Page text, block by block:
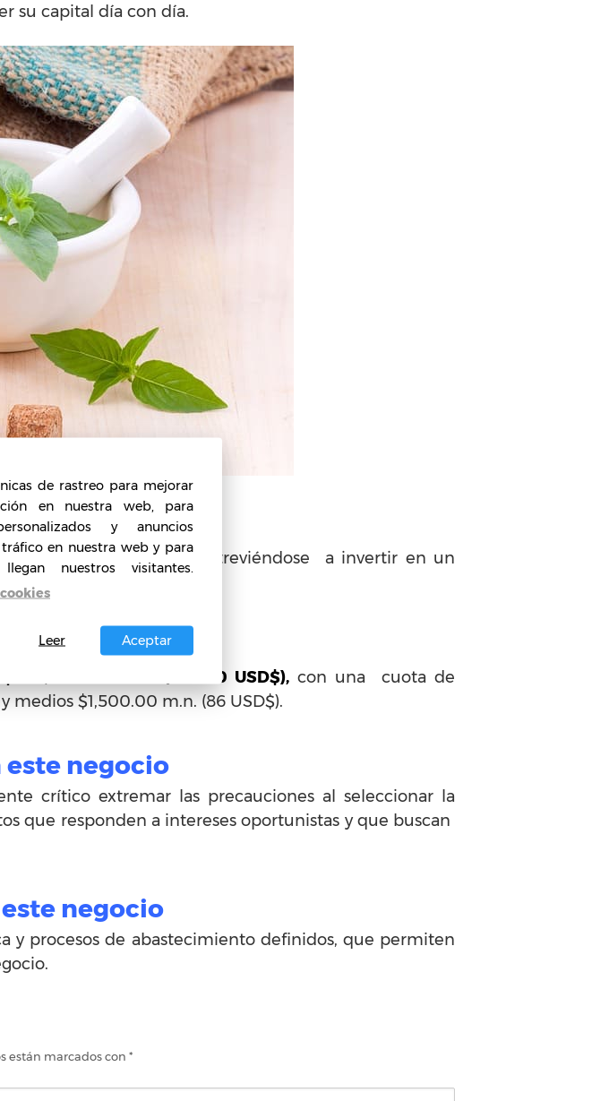
su capital día con día.
Fraiche?
un nivel de autonomía, atreviéndose a invertir en un
sistema de franquicias.
Fraiche?
MXN (43.000 USD$), con una cuota de
medios $1,500.00 m.n. (86 USD$).
negocio
crítico extremar las precauciones al seleccionar la
que responden a intereses oportunistas y que buscan
negocio
y procesos de abastecimiento definidos, que permiten
están marcados con *
de rastreo para mejorar
en nuestra web, para
y anuncios
en nuestra web y para
nuestros visitantes.
Aceptar
Leer